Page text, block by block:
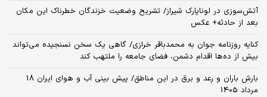
آتش‌سوزی در لوناپارک شیراز/ تشریح وضعیت خزندگان خطرناک این مکان
بعد از حادثه+ عکس
کنایه روزنامه جوان به محمدباقر خرازی/ گاهی یک سخن نسنجیده می‌تواند
بیش از ده‌ها اقدام دشمن، فضای جامعه را ملتهب کند
بارش باران و رعد و برق در این مناطق/ پیش بینی آب و هوای ایران 18
مرداد 1405